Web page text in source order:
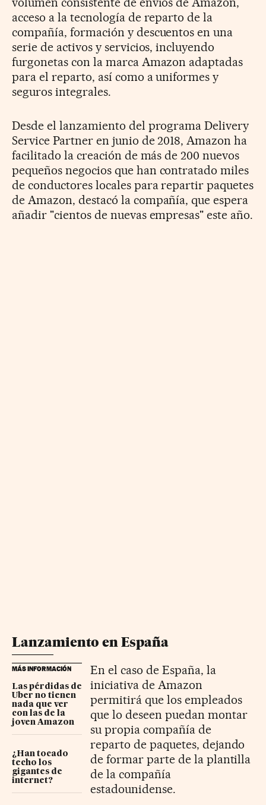
acceso a la tecnología de reparto de la
compañía, formación y descuentos en una
serie de activos y servicios, incluyendo
furgonetas con la marca Amazon adaptadas
para el reparto, así como a uniformes y
seguros integrales.
Desde el lanzamiento del programa Delivery
Service Partner en junio de 2018, Amazon ha
facilitado la creación de más de 200 nuevos
pequeños negocios que han contratado miles
de conductores locales para repartir paquetes
de Amazon, destacó la compañía, que espera
añadir "cientos de nuevas empresas" este año.
Lanzamiento en España
MÁS INFORMACIÓN
Las pérdidas de
Uber no tienen
nada que ver
con las de la
joven Amazon
¿Han tocado
techo los
gigantes de
internet?
En el caso de España, la
iniciativa de Amazon
permitirá que los empleados
que lo deseen puedan montar
su propia compañía de
reparto de paquetes, dejando
de formar parte de la plantilla
de la compañía
estadounidense.